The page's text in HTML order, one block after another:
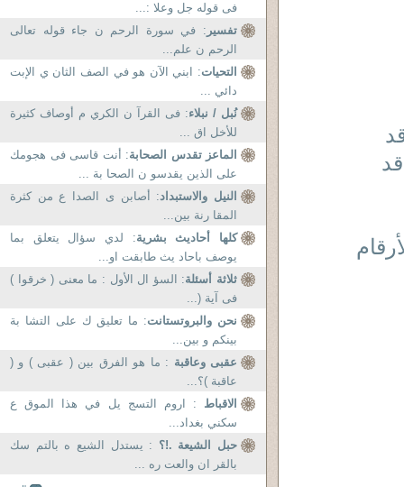
فى قوله جل وعلا :...
تفسير : في سورة الرحم ن جاء قوله تعالى
الرحم ن علم...
التحيات: ابني الآن هو في الصف الثان ي الإبت
دائي ...
نُبل / نبلاء: فى القرآ ن الكري م أوصاف كثيرة
للأخل اق ...
الماعز تقدس الصحابة: أنت قاسى فى هجومك
على الذين يقدسو ن الصحا بة ...
النيل والاستبداد: أصابن ى الصدا ع من كثرة
المقا رنة بين...
كلها أحاديث بشرية: لدي سؤال يتعلق بما
يوصف باحاد يث طابقت او...
ثلاثة أسئلة: السؤ ال الأول : ما معنى ( خرقوا )
فى آية (...
نحن والبروتستانت: ما تعليق ك على التشا بة
بينكم و بين...
عقبى وعاقبة : ما هو الفرق بين ( عقبى ) و (
عاقبة )؟...
الاقباط : اروم التسج يل في هذا الموق ع
سكني بغداد...
حبل الشيعة .!؟ : يستدل الشيع ه بالتم سك
بالقر ان والعت ره ...